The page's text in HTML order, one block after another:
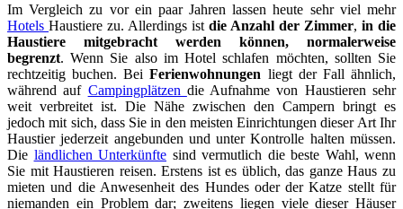
Im Vergleich zu vor ein paar Jahren lassen heute sehr viel mehr
Hotels Haustiere zu. Allerdings ist die Anzahl der Zimmer, in die
Haustiere mitgebracht werden können, normalerweise
begrenzt. Wenn Sie also im Hotel schlafen möchten, sollten Sie
rechtzeitig buchen. BeiFerienwohnungen liegt der Fall ähnlich,
während auf Campingplätzen die Aufnahme von Haustieren sehr
weit verbreitet ist. Die Nähe zwischen den Campern bringt es
jedoch mit sich, dass Sie in den meisten Einrichtungen dieser Art Ihr
Haustier jederzeit angebunden und unter Kontrolle halten müssen.
Die ländlichen Unterkünfte sind vermutlich die beste Wahl, wenn
Sie mit Haustieren reisen. Erstens ist es üblich, das ganze Haus zu
mieten und die Anwesenheit des Hundes oder der Katze stellt für
niemanden ein Problem dar; zweitens liegen viele dieser Häuser